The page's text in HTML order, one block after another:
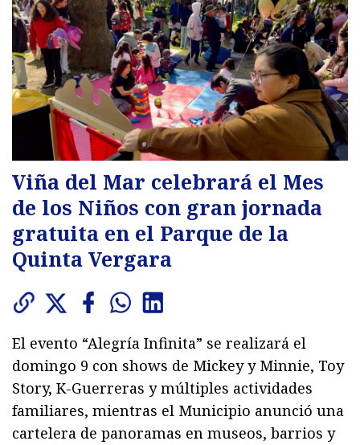
Viña del Mar celebrará el Mes
de los Niños con gran jornada
gratuita en el Parque de la
Quinta Vergara
El evento “Alegría Infinita” se realizará el
domingo 9 con shows de Mickey y Minnie, Toy
Story, K-Guerreras y múltiples actividades
familiares, mientras el Municipio anunció una
cartelera de panoramas en museos, barrios y